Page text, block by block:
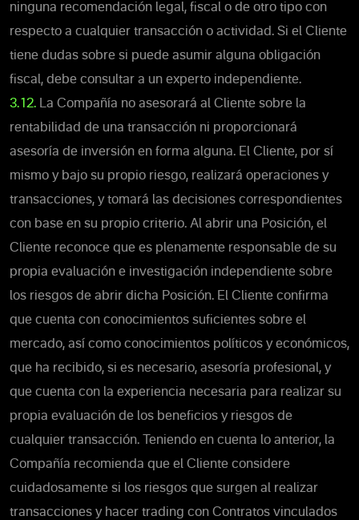
ninguna recomendación legal, fiscal o de otro tipo con
respecto a cualquier transacción o actividad. Si el Сliente
tiene dudas sobre si puede asumir alguna obligación
fiscal, debe consultar a un experto independiente.
3.12. La Compañía no asesorará al Cliente sobre la
rentabilidad de una transacción ni proporcionará
asesoría de inversión en forma alguna. El Cliente, por sí
mismo y bajo su propio riesgo, realizará operaciones y
transacciones, y tomará las decisiones correspondientes
con base en su propio criterio. Al abrir una Posición, el
Cliente reconoce que es plenamente responsable de su
propia evaluación e investigación independiente sobre
los riesgos de abrir dicha Posición. El Cliente confirma
que cuenta con conocimientos suficientes sobre el
mercado, así como conocimientos políticos y económicos,
que ha recibido, si es necesario, asesoría profesional, y
que cuenta con la experiencia necesaria para realizar su
propia evaluación de los beneficios y riesgos de
cualquier transacción. Teniendo en cuenta lo anterior, la
Compañía recomienda que el Cliente considere
cuidadosamente si los riesgos que surgen al realizar
transacciones y hacer trading con Contratos vinculados